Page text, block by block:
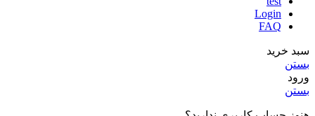
Login
FAQ
سبد خرید
بستن
ورود
بستن